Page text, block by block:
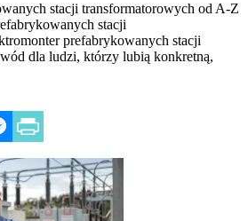
stacji transformatorowych od A-Z
stacji
prefabrykowanych stacji
dla ludzi, którzy lubią konkretną,